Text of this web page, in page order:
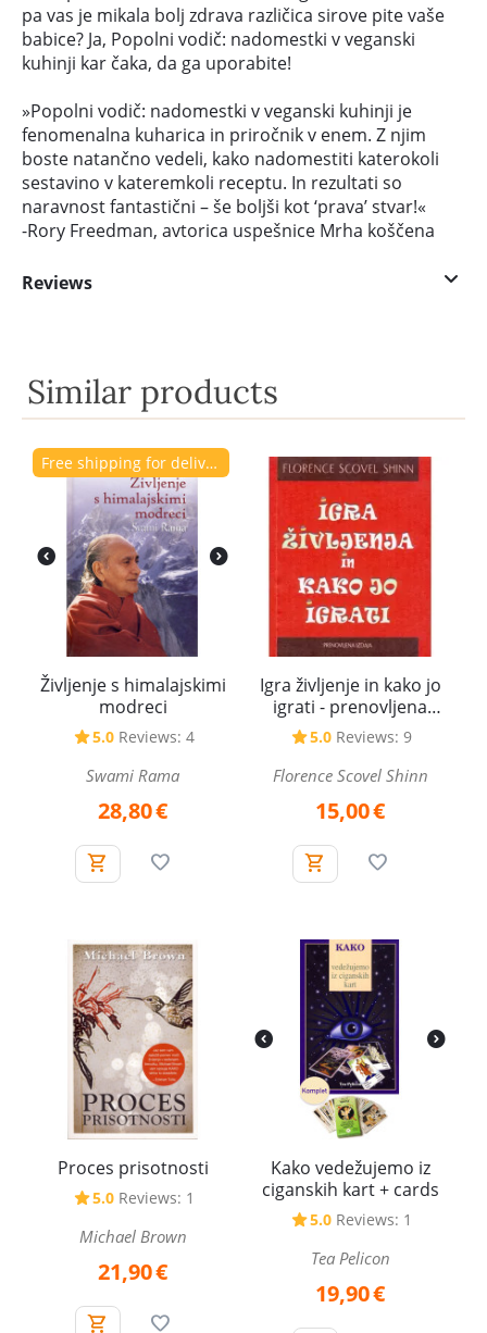
pa vas je mikala bolj zdrava različica sirove pite vaše
babice? Ja, Popolni vodič: nadomestki v veganski
kuhinji kar čaka, da ga uporabite!
»Popolni vodič: nadomestki v veganski kuhinji je
fenomenalna kuharica in priročnik v enem. Z njim
boste natančno vedeli, kako nadomestiti katerokoli
sestavino v kateremkoli receptu. In rezultati so
naravnost fantastični – še boljši kot ‘prava’ stvar!«
-Rory Freedman, avtorica uspešnice Mrha koščena
Reviews
Similar products
Free shipping for delivery to Slovenia.
Življenje s himalajskimi
modreci
5.0 Reviews: 4
Swami Rama
28,80€
Igra življenje in kako jo
igrati - prenovljena
izdaja
5.0 Reviews: 9
Florence Scovel Shinn
15,00€
Proces prisotnosti
5.0 Reviews: 1
Michael Brown
21,90€
Kako vedežujemo iz
ciganskih kart + cards
5.0 Reviews: 1
Tea Pelicon
19,90€